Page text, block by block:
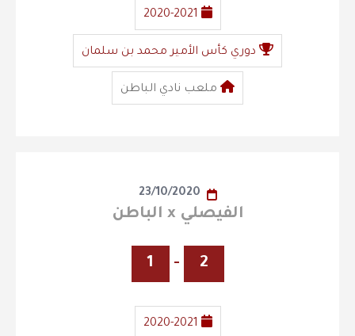
2020-2021
دوري كأس الأمير محمد بن سلمان
ملعب نادي الباطن
23/10/2020
الفيصلي x الباطن
2
-
1
2020-2021